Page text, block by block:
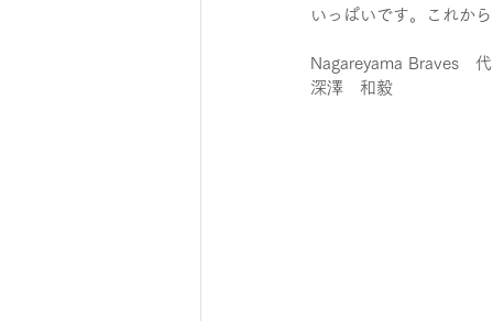
いっぱいです。これか
Nagareyama Braves　
深澤　和毅